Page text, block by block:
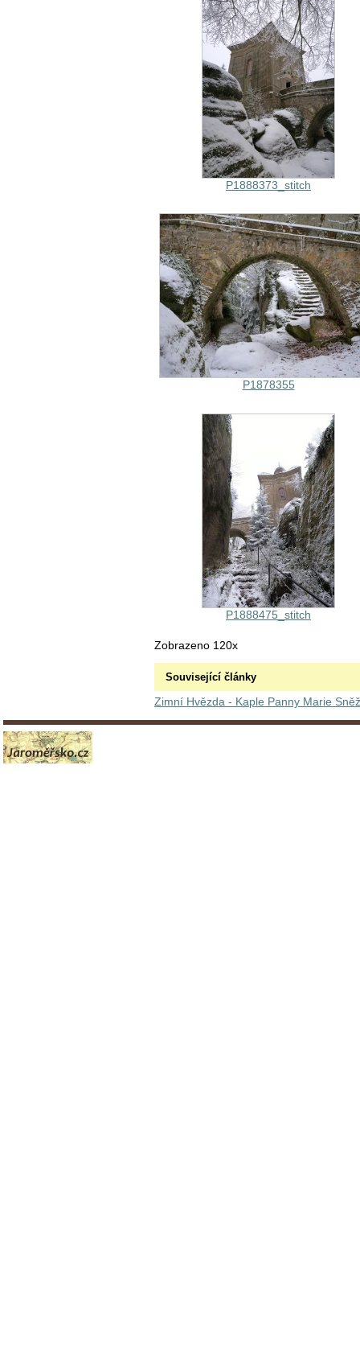
P1888373_stitch
P1878355
P1888475_stitch
Zobrazeno 120x
Související články
Zimní Hvězda - Kaple Panny Marie